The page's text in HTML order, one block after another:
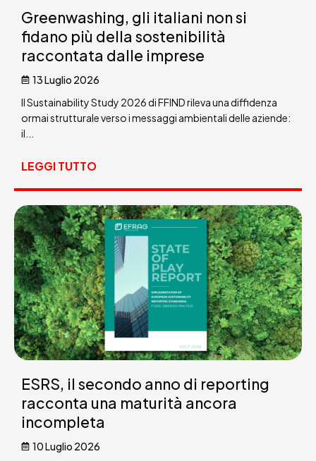
Greenwashing, gli italiani non si
fidano più della sostenibilità
raccontata dalle imprese
13 Luglio 2026
Il Sustainability Study 2026 di FFIND rileva una diffidenza
ormai strutturale verso i messaggi ambientali delle aziende:
il...
LEGGI TUTTO
ESRS, il secondo anno di reporting
racconta una maturità ancora
incompleta
10 Luglio 2026